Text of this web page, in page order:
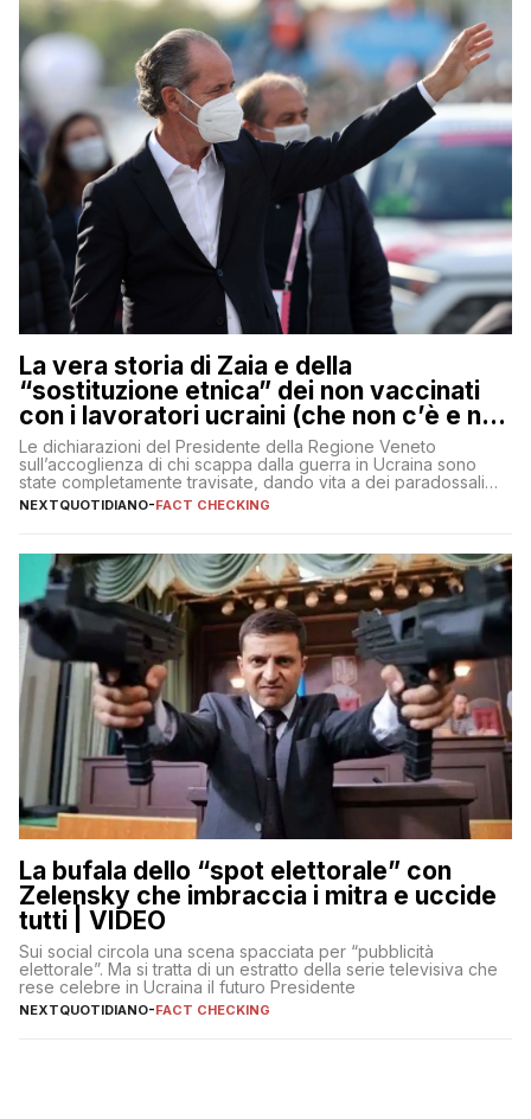
La vera storia di Zaia e della
“sostituzione etnica” dei non vaccinati
con i lavoratori ucraini (che non c’è e non
ci sarà)
Le dichiarazioni del Presidente della Regione Veneto
sull’accoglienza di chi scappa dalla guerra in Ucraina sono
state completamente travisate, dando vita a dei paradossali
falsi che girano sui social
NEXTQUOTIDIANO-FACT CHECKING
La bufala dello “spot elettorale” con
Zelensky che imbraccia i mitra e uccide
tutti | VIDEO
Sui social circola una scena spacciata per “pubblicità
elettorale”. Ma si tratta di un estratto della serie televisiva che
rese celebre in Ucraina il futuro Presidente
NEXTQUOTIDIANO-FACT CHECKING